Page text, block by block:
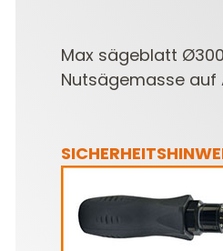
OBERFRÄSEN
FRÄSERSETS
Max sägeblatt
Nutsägemasse